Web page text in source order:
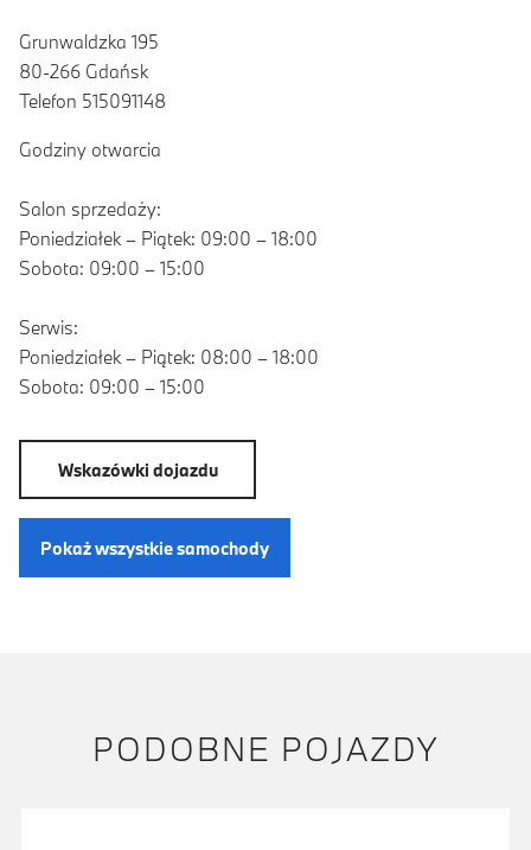
Grunwaldzka 195
80-266 Gdańsk
Telefon 515091148
Godziny otwarcia
Salon sprzedaży:
Poniedziałek – Piątek: 09:00 – 18:00
Sobota: 09:00 – 15:00
Serwis:
Poniedziałek – Piątek: 08:00 – 18:00
Sobota: 09:00 – 15:00
Wskazówki dojazdu
Pokaż wszystkie samochody
PODOBNE POJAZDY